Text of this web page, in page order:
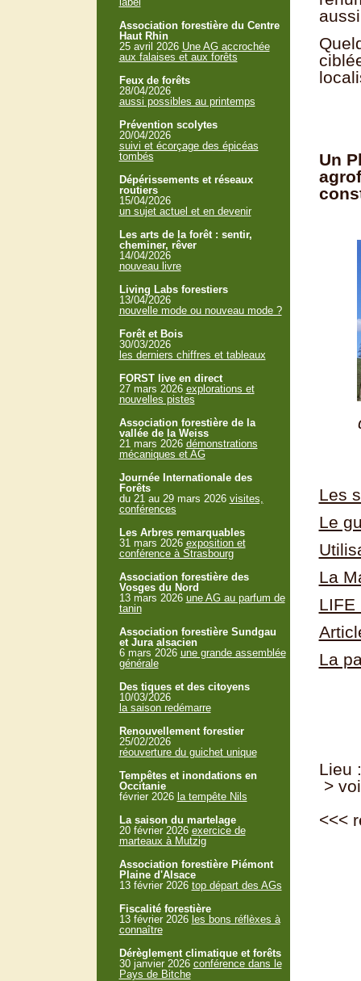
Un
Les
Le
La
LIFE
La
Lieu
>
<<<
Association forestière du Centre
Haut Rhin
25 avril 2026 Une AG accrochée
aux falaises et aux forêts
Feux de forêts
28/04/2026
aussi possibles au printemps
Prévention scolytes
20/04/2026
suivi et écorçage des épicéas
tombés
Dépérissements et réseaux
routiers
15/04/2026
un sujet actuel et en devenir
Les arts de la forêt : sentir,
cheminer, rêver
14/04/2026
nouveau livre
Living Labs forestiers
13/04/2026
nouvelle mode ou nouveau mode ?
Forêt et Bois
30/03/2026
les derniers chiffres et tableaux
FORST live en direct
27 mars 2026 explorations et
nouvelles pistes
Association forestière de la
vallée de la Weiss
21 mars 2026 démonstrations
mécaniques et AG
Journée Internationale des
Forêts
du 21 au 29 mars 2026 visites,
conférences
Les Arbres remarquables
31 mars 2026 exposition et
conférence à Strasbourg
Association forestière des
Vosges du Nord
13 mars 2026 une AG au parfum de
tanin
Association forestière Sundgau
et Jura alsacien
6 mars 2026 une grande assemblée
générale
Des tiques et des citoyens
10/03/2026
la saison redémarre
Renouvellement forestier
25/02/2026
réouverture du guichet unique
Tempêtes et inondations en
Occitanie
février 2026 la tempête Nils
La saison du martelage
20 février 2026 exercice de
marteaux à Mutzig
Association forestière Piémont
Plaine d'Alsace
13 février 2026 top départ des AGs
Fiscalité forestière
13 février 2026 les bons réflèxes à
connaître
Dérèglement climatique et forêts
30 janvier 2026 conférence dans le
Pays de Bitche